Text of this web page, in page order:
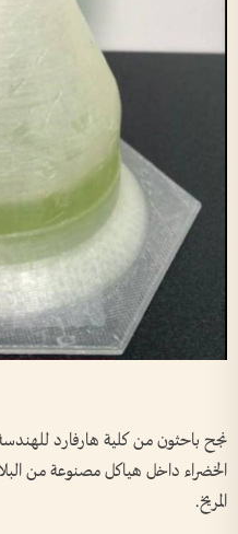
نجح باحثون من كلية هارفارد
الخضراء داخل هياكل مصنوعة من
المريخ.